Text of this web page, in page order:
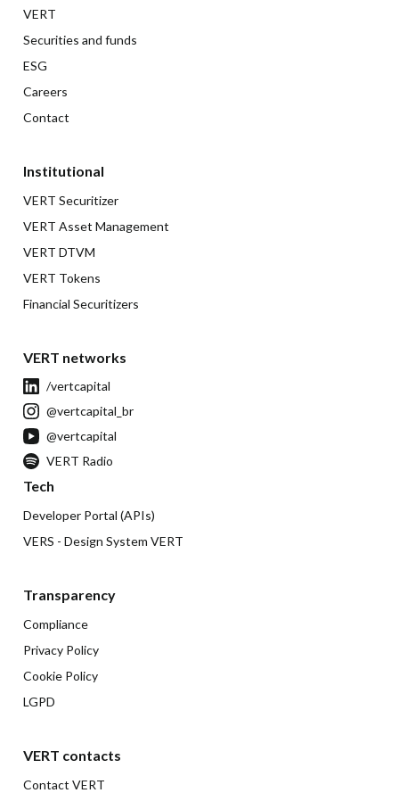
VERT
Securities and funds
ESG
Careers
Contact
Institutional
VERT Securitizer
VERT Asset Management
VERT DTVM
VERT Tokens
Financial Securitizers
VERT networks
/vertcapital
@vertcapital_br
@vertcapital
VERT Radio
Tech
Developer Portal (APIs)
VERS - Design System VERT
Transparency
Compliance
Privacy Policy
Cookie Policy
LGPD
VERT contacts
Contact VERT